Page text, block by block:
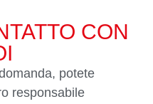
CON
potete
responsabile